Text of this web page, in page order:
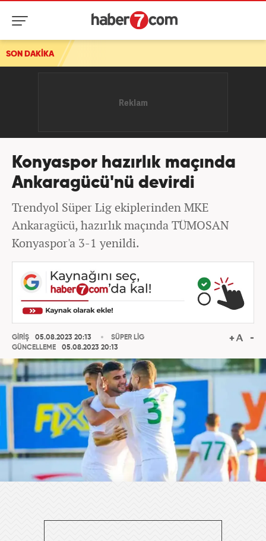
SON DAKİKA
Konyaspor hazırlık maçında
Ankaragücü'nü devirdi
Trendyol Süper Lig ekiplerinden MKE
Ankaragücü, hazırlık maçında TÜMOSAN
Konyaspor'a 3-1 yenildi.
GİRİŞ
05.08.2023 20:13
GÜNCELLEME
05.08.2023 20:13
SÜPER LİG